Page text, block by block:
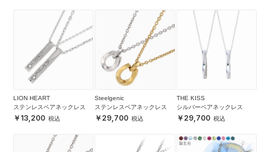
LION HEART
ステンレスペアネックレス
13,200
Steelgenic
ステンレスペアネックレス
29,700
THE KISS
シルバーペアネックレス
29,700